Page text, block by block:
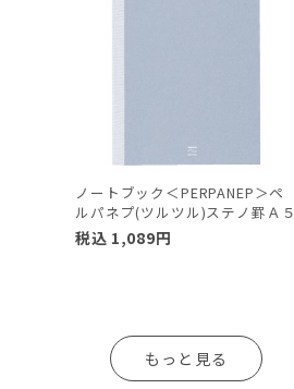
ノートブック＜PERPANEP＞ペ
ルパネプ(ツルツル)ステノ罫Ａ５
税込 1,089円
もっと見る